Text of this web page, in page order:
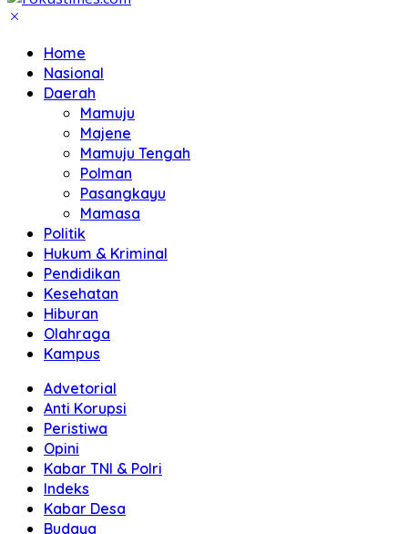
Home
Nasional
Daerah
Mamuju
Majene
Mamuju Tengah
Polman
Pasangkayu
Mamasa
Politik
Hukum & Kriminal
Pendidikan
Kesehatan
Hiburan
Olahraga
Kampus
Advetorial
Anti Korupsi
Peristiwa
Opini
Kabar TNI & Polri
Indeks
Kabar Desa
Budaya